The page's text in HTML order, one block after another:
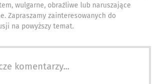
wulgarne, obraźliwe lub naruszające
Zapraszamy zainteresowanych do
na powyższy temat.
komentarzy...